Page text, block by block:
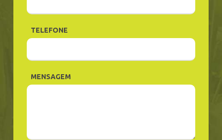
TELEFONE
MENSAGEM